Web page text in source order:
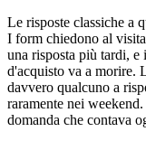
Le risposte classiche a
I form chiedono al
una risposta più tardi,
d'acquisto va a morire.
davvero qualcuno a
raramente nei
domanda che contava